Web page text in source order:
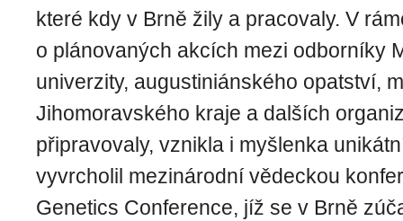
které kdy v Brně žily a pracovaly. V
o plánovaných akcích mezi odborníky
univerzity, augustiniánského opatství,
Jihomoravského kraje a dalších
připravovaly, vznikla i myšlenka
vyvrcholil mezinárodní vědeckou
Genetics Conference, jíž se v Brně